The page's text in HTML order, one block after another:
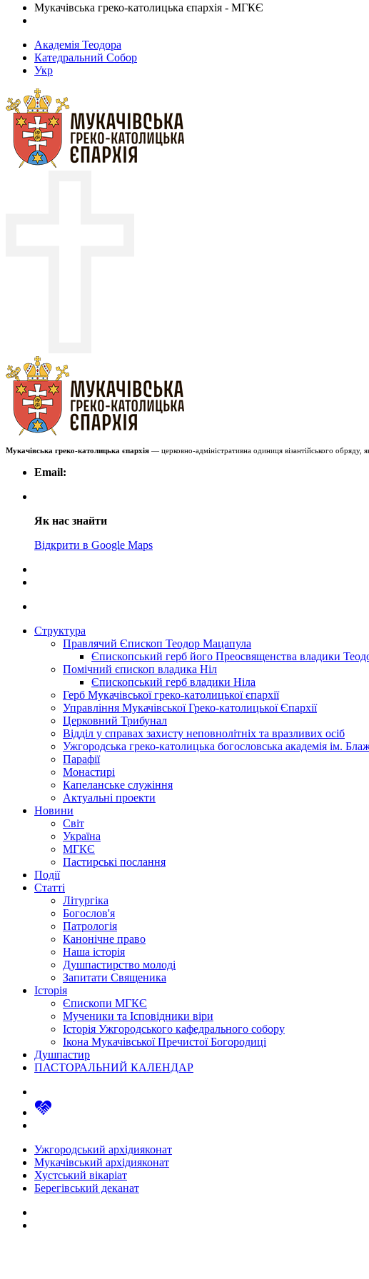
Мукачівська греко-католицька єпархія - МГКЄ
Академія Теодора
Катедральний Собор
Укр
Мукачівська греко-католицька єпархія — церковно-адміністративна одиниця візантійського обряду,
Email:
Як нас знайти
Відкрити в Google Maps
Структура
Правлячий Єпископ Теодор Мацапула
Єпископський герб його Преосвященства владики
Помічний єпископ владика Ніл
Єпископський герб владики Ніла
Герб Мукачівської греко-католицької єпархії
Управління Мукачівської Греко-католицької Єпархії
Церковний Трибунал
Відділ у справах захисту неповнолітніх та вразливих осіб
Ужгородська греко-католицька богословська академія ім.
Парафії
Монастирі
Капеланське служіння
Актуальні проекти
Новини
Світ
Україна
МГКЄ
Пастирські послання
Події
Статті
Літургіка
Богослов'я
Патрологія
Канонічне право
Наша історія
Душпастирство молоді
Запитати Священика
Історія
Єпископи МГКЄ
Мученики та Ісповідники віри
Історія Ужгородського кафедрального собору
Ікона Мукачівської Пречистої Богородиці
Душпастир
ПАСТОРАЛЬНИЙ КАЛЕНДАР
Ужгородський архідияконат
Мукачівський архідияконат
Хустський вікаріат
Берегівський деканат